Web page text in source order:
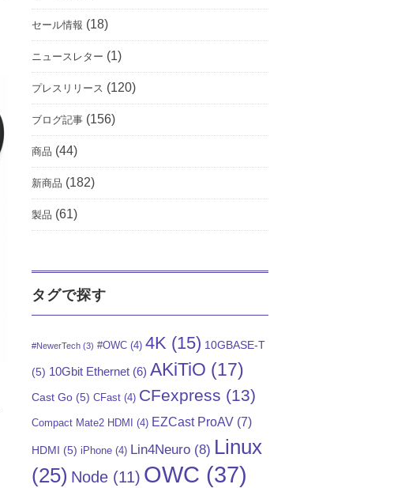
セール情報 (18)
ニュースレター (1)
プレスリリース (120)
ブログ記事 (156)
商品 (44)
新商品 (182)
製品 (61)
タグで探す
#NewerTech (3) #OWC (4) 4K (15) 10GBASE-T
(5) 10Gbit Ethernet (6) AKiTiO (17)
Cast Go (5) CFast (4) CFexpress (13)
Compact Mate2 HDMI (4) EZCast ProAV (7)
HDMI (5) iPhone (4) Lin4Neuro (8) Linux
(25) Node (11) OWC (37)